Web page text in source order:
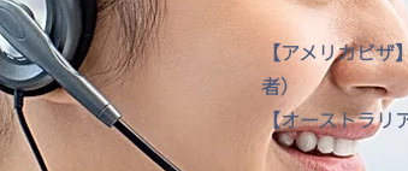
【アメリカビ
者）
【オーストラリ